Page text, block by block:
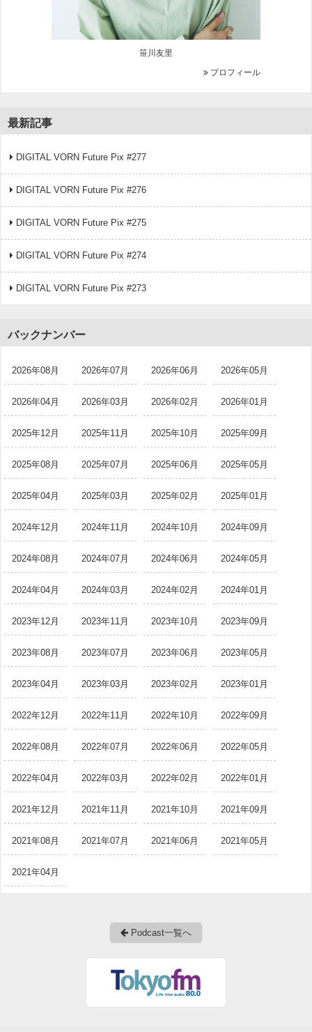
笹川友里
プロフィール
最新記事
DIGITAL VORN Future Pix #277
DIGITAL VORN Future Pix #276
DIGITAL VORN Future Pix #275
DIGITAL VORN Future Pix #274
DIGITAL VORN Future Pix #273
バックナンバー
2026年08月 2026年07月 2026年06月 2026年05月
2026年04月 2026年03月 2026年02月 2026年01月
2025年12月 2025年11月 2025年10月 2025年09月
2025年08月 2025年07月 2025年06月 2025年05月
2025年04月 2025年03月 2025年02月 2025年01月
2024年12月 2024年11月 2024年10月 2024年09月
2024年08月 2024年07月 2024年06月 2024年05月
2024年04月 2024年03月 2024年02月 2024年01月
2023年12月 2023年11月 2023年10月 2023年09月
2023年08月 2023年07月 2023年06月 2023年05月
2023年04月 2023年03月 2023年02月 2023年01月
2022年12月 2022年11月 2022年10月 2022年09月
2022年08月 2022年07月 2022年06月 2022年05月
2022年04月 2022年03月 2022年02月 2022年01月
2021年12月 2021年11月 2021年10月 2021年09月
2021年08月 2021年07月 2021年06月 2021年05月
2021年04月
Podcast一覧へ